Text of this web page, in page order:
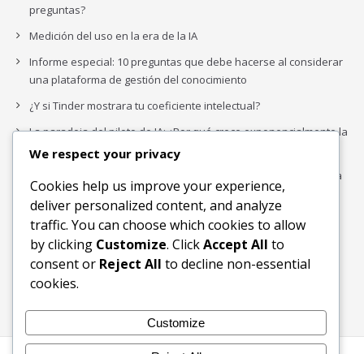
preguntas?
Medición del uso en la era de la IA
Informe especial: 10 preguntas que debe hacerse al considerar
una plataforma de gestión del conocimiento
¿Y si Tinder mostrara tu coeficiente intelectual?
La paradoja del piloto de IA: ¿Por qué crece exponencialmente la
complejidad de la IA empresarial?
Los organigramas de marketing se crearon para los canales. La
IA acaba de dejarlos obsoletos.
Buscar
Buscar
We respect your privacy
Cookies help us improve your experience,
deliver personalized content, and analyze
traffic. You can choose which cookies to allow
by clicking Customize. ClickAccept All to
consent or Reject All to decline non-essential
cookies.
Customize